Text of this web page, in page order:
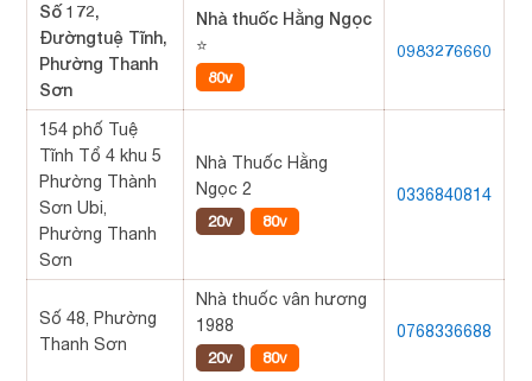
Số 172,
Đườngtuệ Tĩnh,
Phường Thanh
Sơn
Nhà thuốc Hằng Ngọc
⭐
80v
0983276660
154 phố Tuệ
Tĩnh Tổ 4 khu 5
Phường Thành
Sơn Ubi,
Phường Thanh
Sơn
Nhà Thuốc Hằng
Ngọc 2
20v 80v
0336840814
Số 48, Phường
Thanh Sơn
Nhà thuốc vân hương
1988
20v 80v
0768336688